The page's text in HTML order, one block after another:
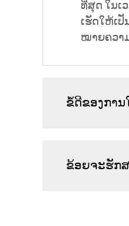
ທີ່ສຸດ ໃນເ
ເຮັດໃຫ້ເປັ
ໝາຍຄວາມ
ຂໍ້ດີຂອງການ
ຂ້ອຍຈະຮັກສ